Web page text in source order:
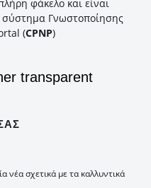
φάκελο και είναι
Γνωστοποίησης
(CPNP)
νέα σχετικά με τα καλλυντικά